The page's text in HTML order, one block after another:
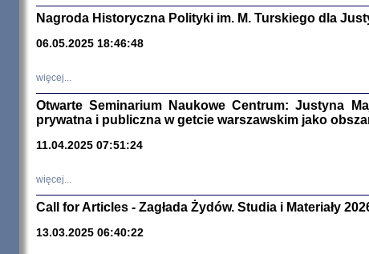
red. i
Nagroda Historyczna Polityki im. M. Turskiego dla
06.05.2025 18:46:48
więcej...
Otwarte Seminarium Naukowe Centrum: Justyna
prywatna i publiczna w getcie warszawskim jako
11.04.2025 07:51:24
więcej...
Call for Articles - Zagłada Żydów. Studia i Materiały
13.03.2025 06:40:22